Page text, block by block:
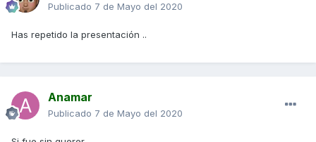
Publicado 7 de Mayo del 2020
Has repetido la presentación ..
Anamar
Publicado 7 de Mayo del 2020